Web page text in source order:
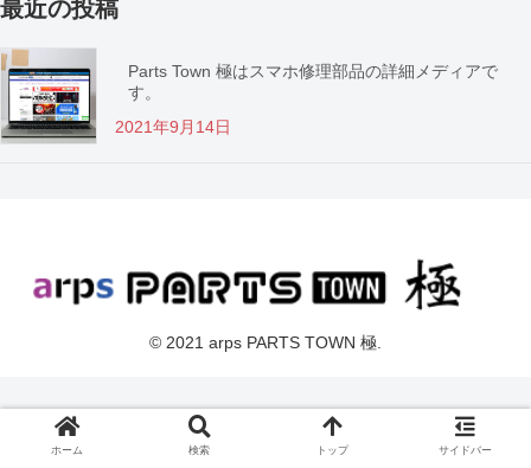
最近の投稿
Parts Town 極はスマホ修理部品の詳細メディアで
す。
2021年9月14日
© 2021 arps PARTS TOWN 極.
ホーム 検索 トップ サイドバー